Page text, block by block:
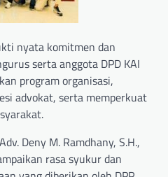
nyata komitmen dan
serta anggota DPD KAI
program organisasi,
advokat, serta memperkuat
Deny M. Ramdhany, S.H.,
rasa syukur dan